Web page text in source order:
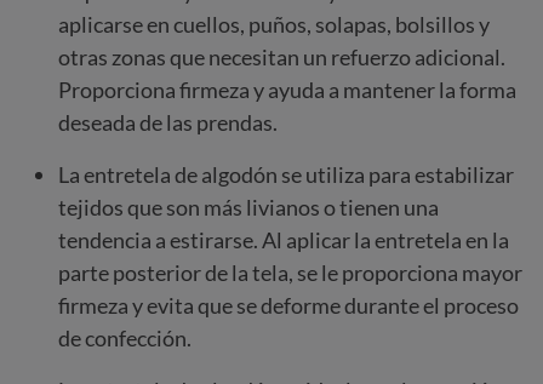
aplicarse en cuellos, puños, solapas, bolsillos y
otras zonas que necesitan un refuerzo adicional.
Proporciona firmeza y ayuda a mantener la forma
deseada de las prendas.
La entretela de algodón se utiliza para estabilizar
tejidos que son más livianos o tienen una
tendencia a estirarse. Al aplicar la entretela en la
parte posterior de la tela, se le proporciona mayor
firmeza y evita que se deforme durante el proceso
de confección.